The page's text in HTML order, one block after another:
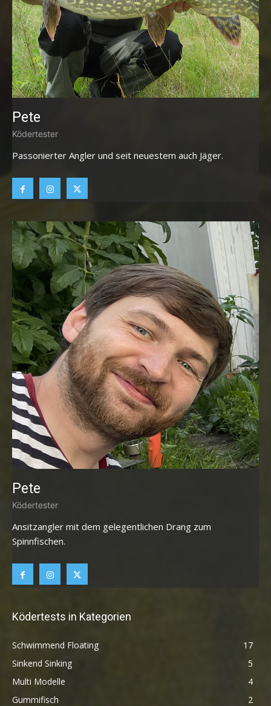
Pete
Ködertester
Passonierter Angler und seit neuestem auch Jäger.
Pete
Ködertester
Ansitzangler mit dem gelegentlichen Drang zum
Spinnfischen.
Ködertests in Kategorien
Schwimmend Floating
17
Sinkend Sinking
5
Multi Modelle
4
Gummifisch
2